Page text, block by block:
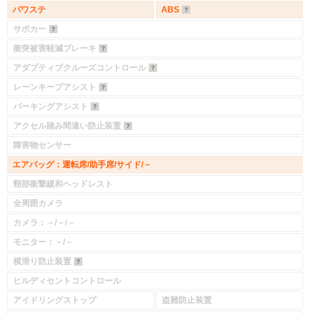
パワステ
ABS
サポカー
衝突被害軽減ブレーキ
アダプティブクルーズコントロール
レーンキープアシスト
パーキングアシスト
アクセル踏み間違い防止装置
障害物センサー
エアバッグ：運転席/助手席/サイド/－
頸部衝撃緩和ヘッドレスト
全周囲カメラ
カメラ：－/－/－
モニター：－/－
横滑り防止装置
ヒルディセントコントロール
アイドリングストップ
盗難防止装置